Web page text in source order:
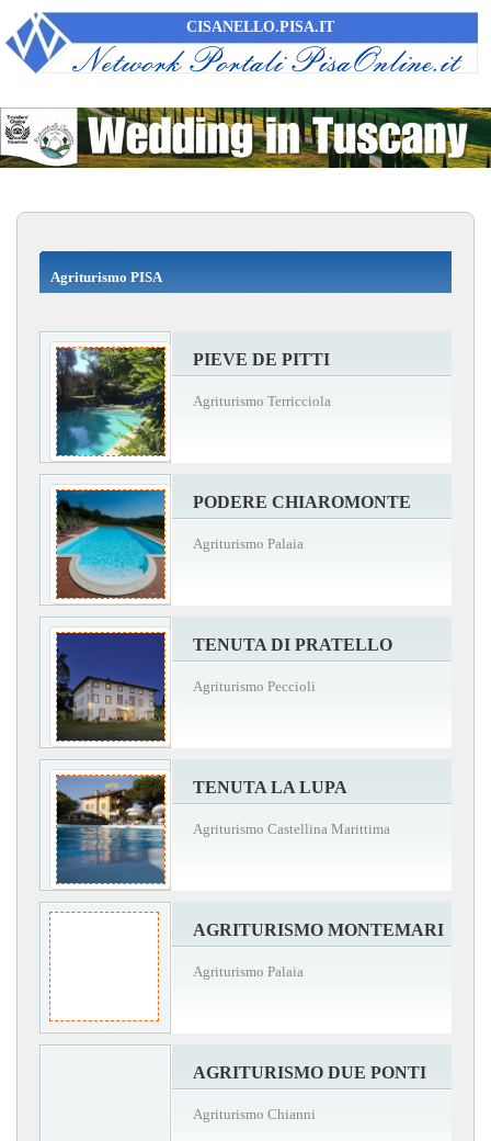
CISANELLO.PISA.IT
Agriturismo PISA
PIEVE DE PITTI
Agriturismo Terricciola
PODERE CHIAROMONTE
Agriturismo Palaia
TENUTA DI PRATELLO
Agriturismo Peccioli
TENUTA LA LUPA
Agriturismo Castellina Marittima
AGRITURISMO MONTEMARI
Agriturismo Palaia
AGRITURISMO DUE PONTI
Agriturismo Chianni